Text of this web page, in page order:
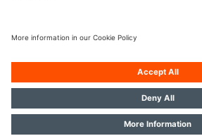
© 2026, OSRAM GmbH. Tutti i diritti riservati.